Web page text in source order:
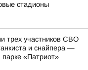
стадионы
трех участников СВО
и снайпера —
парке «Патриот»